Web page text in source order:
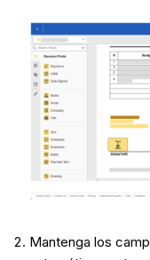
Mantenga los